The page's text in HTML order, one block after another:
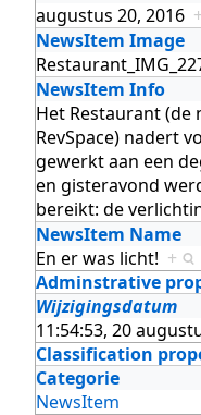
augustus 20, 2016 +
NewsItem Image
NewsItem Info
Het Restaurant
RevSpace) nadert
gewerkt aan een
en gisteravond
bereikt: de
NewsItem Name
En er was licht! +
Adminstrative
Wijzigingsdatum
11:54:53, 20
Classification
Categorie
NewsItem